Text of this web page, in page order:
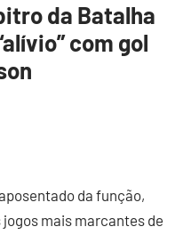
da Batalha
com gol
da função,
mais marcantes de